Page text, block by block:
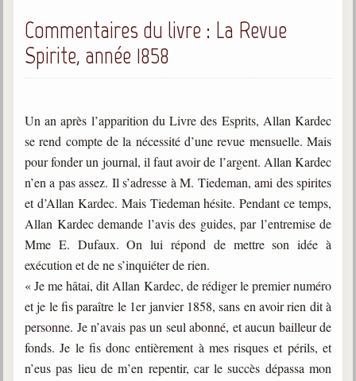
Commentaires du livre : La Revue
Spirite, année 1858
Un an après l’apparition du Livre des Esprits, Allan Kardec
se rend compte de la nécessité d’une revue mensuelle. Mais
pour fonder un journal, il faut avoir de l’argent. Allan Kardec
n’en a pas assez. Il s’adresse à M. Tiedeman, ami des spirites
et d’Allan Kardec. Mais Tiedeman hésite. Pendant ce temps,
Allan Kardec demande l’avis des guides, par l’entremise de
Mme E. Dufaux. On lui répond de mettre son idée à
exécution et de ne s’inquiéter de rien.
« Je me hâtai, dit Allan Kardec, de rédiger le premier numéro
et je le fis paraître le 1er janvier 1858, sans en avoir rien dit à
personne. Je n’avais pas un seul abonné, et aucun bailleur de
fonds. Je le fis donc entièrement à mes risques et périls, et
n’eus pas lieu de m’en repentir, car le succès dépassa mon